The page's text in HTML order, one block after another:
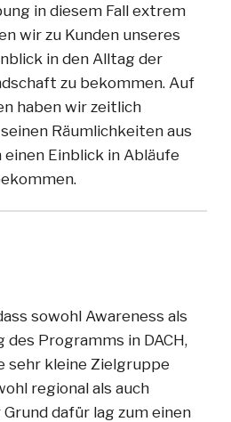
in diesem Fall extrem
wir zu Kunden unseres
in den Alltag der
zu bekommen. Auf
haben wir zeitlich
Räumlichkeiten aus
Einblick in Abläufe
sowohl Awareness als
des Programms in DACH,
sehr kleine Zielgruppe
regional als auch
dafür lag zum einen